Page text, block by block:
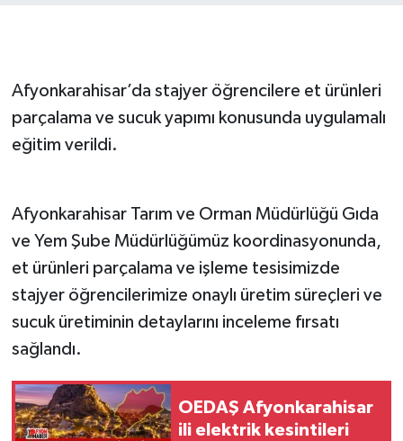
Afyonkarahisar’da stajyer öğrencilere et ürünleri
parçalama ve sucuk yapımı konusunda uygulamalı
eğitim verildi.
Afyonkarahisar Tarım ve Orman Müdürlüğü Gıda
ve Yem Şube Müdürlüğümüz koordinasyonunda,
et ürünleri parçalama ve işleme tesisimizde
stajyer öğrencilerimize onaylı üretim süreçleri ve
sucuk üretiminin detaylarını inceleme fırsatı
sağlandı.
OEDAŞ Afyonkarahisar
ili elektrik kesintileri